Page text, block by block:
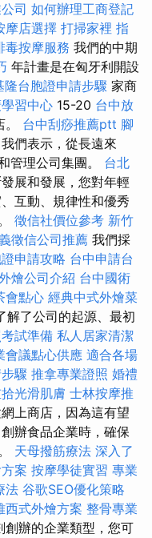
司 如何辦理工商登記
摩店選擇 打掃家裡 指
毒按摩服務 我們的中期
年計畫是在匈牙利開設
隆台胞證申請步驟 家商
習中心 15-20 台中放
台中刮痧推薦ptt 腳
們表示，從長遠來
管理公司集團。 台北
展和發展，您對年輕
互動、規律性和優秀
徵信社價位參考 新竹
徵信公司推薦 我們採
申請攻略 台中申請台
燴公司介紹 台中國術
會點心 經典中式外燴菜
解了公司的起源、最初
試準備 私人居家清潔
會議點心供應 適合各場
驟 推拿專業證照 婚禮
光滑肌膚 士林按摩推
上商店，因為這有望
辦食品企業時，確保
天母撥筋療法 深入了
案 按摩學徒實習 專業
法 谷歌SEO優化策略
西式外燴方案 整骨專業
創辦的企業類型，您可